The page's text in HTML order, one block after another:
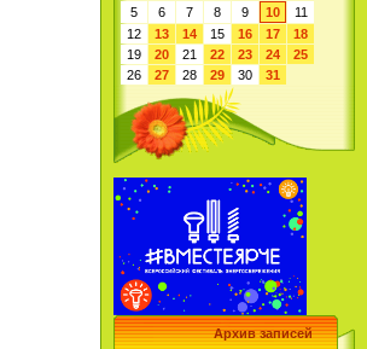
5
6 7 8 9 10
11
12
13 14 15 16 17
18
19
20 21 22 23 24
25
26
27 28 29 30 31
Архив записей